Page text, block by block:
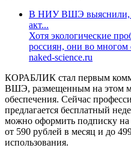
В НИУ ВШЭ выяснили,
акт...
Хотя экологические
россиян, они во многом
naked-science.ru
КОРАБЛИК стал первым
ВШЭ, размещенным на этом
обеспечения. Сейчас
предлагается бесплатный
можно оформить подписку
от 590 рублей в месяц и до
использования.